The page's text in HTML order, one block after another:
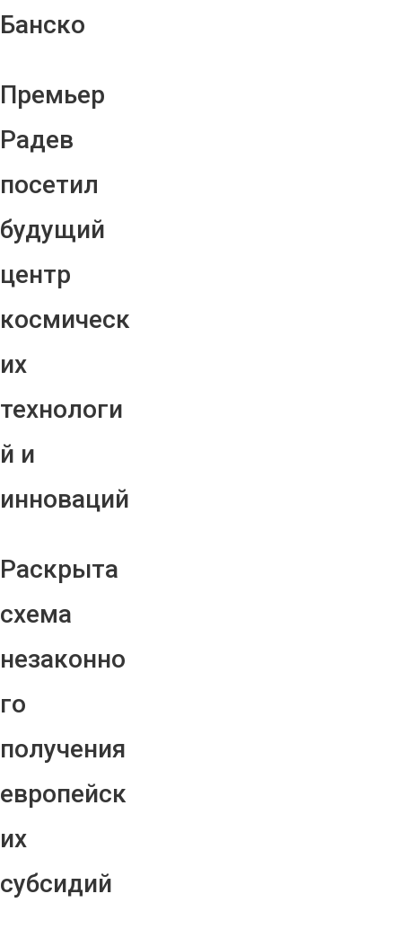
Банско
Премьер
Радев
посетил
будущий
центр
космическ
их
технологи
й и
инноваций
Раскрыта
схема
незаконно
го
получения
европейск
их
субсидий